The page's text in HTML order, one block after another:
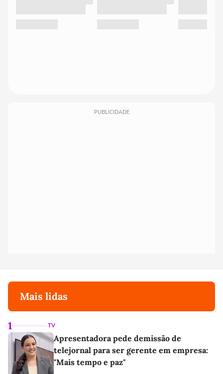
PUBLICIDADE
Mais lidas
1 TV
Apresentadora pede demissão de
telejornal para ser gerente em empresa:
"Mais tempo e paz"